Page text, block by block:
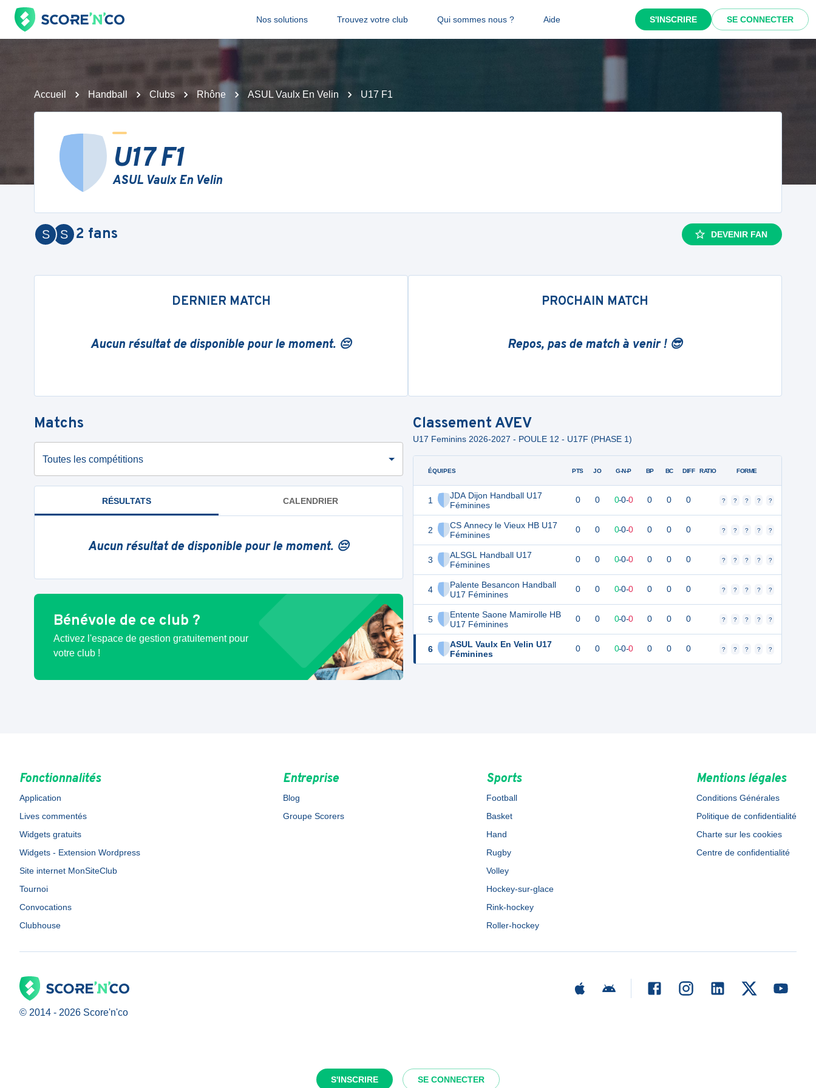
Nos solutions Trouvez votre club Qui sommes nous ? Aide S'INSCRIRE SE CONNECTER
S'INSCRIRE SE CONNECTER
Accueil Handball Clubs Rhône ASUL Vaulx En Velin U17 F1
U17 F1
ASUL Vaulx En Velin
S
S 2 fans DEVENIR FAN
DERNIER MATCH
Aucun résultat de disponible pour le moment. 😔
PROCHAIN MATCH
Repos, pas de match à venir ! 😎
Matchs
Toutes les compétitions
RÉSULTATS CALENDRIER
Aucun résultat de disponible pour le moment. 😔
Bénévole de ce club ?
Activez l'espace de gestion gratuitement pour
votre club !
Classement AVEV
U17 Feminins 2026-2027 - POULE 12 - U17F (PHASE 1)
ÉQUIPES
1
JDA Dijon Handball U17
Féminines
2
CS Annecy le Vieux HB U17
Féminines
3
ALSGL Handball U17
Féminines
4
Palente Besancon Handball
U17 Féminines
5
Entente Saone Mamirolle HB
U17 Féminines
6
ASUL Vaulx En Velin U17
Féminines
PTS JO G-N-P BP BC DIFF RATIO FORME
0 0 0-0-0 0 0 0 ? ? ? ? ?
0 0 0-0-0 0 0 0 ? ? ? ? ?
0 0 0-0-0 0 0 0 ? ? ? ? ?
0 0 0-0-0 0 0 0 ? ? ? ? ?
0 0 0-0-0 0 0 0 ? ? ? ? ?
0 0 0-0-0 0 0 0 ? ? ? ? ?
Fonctionnalités
Application
Lives commentés
Widgets gratuits
Widgets - Extension Wordpress
Site internet MonSiteClub
Tournoi
Convocations
Clubhouse
Entreprise
Blog
Groupe Scorers
Sports
Football
Basket
Hand
Rugby
Volley
Hockey-sur-glace
Rink-hockey
Roller-hockey
Mentions légales
Conditions Générales
Politique de confidentialité
Charte sur les cookies
Centre de confidentialité
© 2014 - 2026 Score'n'co